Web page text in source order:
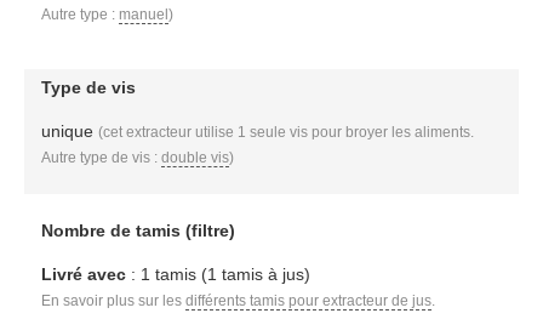
Autre type : manuel )
Type de vis
unique (cet extracteur utilise 1 seule vis pour broyer les aliments.
Autre type de vis : double vis)
Nombre de tamis (filtre)
Livré avec: 1 tamis (1 tamis à jus)
En savoir plus sur les différents tamis pour extracteur de jus.